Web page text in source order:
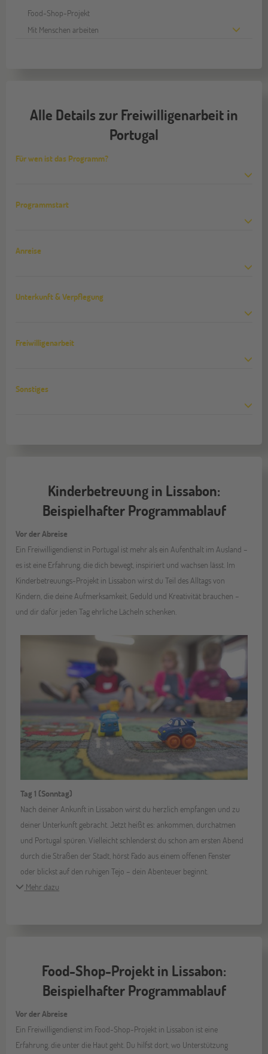
Food-Shop-Projekt
Mit Menschen arbeiten
Alle Details zur Freiwilligenarbeit in
Portugal
Für wen ist das Programm?
Programmstart
Anreise
Unterkunft & Verpflegung
Freiwilligenarbeit
Sonstiges
Kinderbetreuung in Lissabon:
Beispielhafter Programmablauf
Vor der Abreise
Ein Freiwilligendienst in Portugal ist mehr als ein Aufenthalt im Ausland –
es ist eine Erfahrung, die dich bewegt, inspiriert und wachsen lässt. Im
Kinderbetreuungs-Projekt in Lissabon wirst du Teil des Alltags von
Kindern, die deine Aufmerksamkeit, Geduld und Kreativität brauchen –
und dir dafür jeden Tag ehrliche Lächeln schenken.
Tag 1 (Sonntag)
Nach deiner Ankunft in Lissabon wirst du herzlich empfangen und zu
deiner Unterkunft gebracht. Jetzt heißt es: ankommen, durchatmen
und Portugal spüren. Vielleicht schlenderst du schon am ersten Abend
durch die Straßen der Stadt, hörst Fado aus einem offenen Fenster
oder blickst auf den ruhigen Tejo – dein Abenteuer beginnt.
Mehr dazu
Food-Shop-Projekt in Lissabon:
Beispielhafter Programmablauf
Vor der Abreise
Ein Freiwilligendienst im Food-Shop-Projekt in Lissabon ist eine
Erfahrung, die unter die Haut geht. Du hilfst dort, wo Unterstützung